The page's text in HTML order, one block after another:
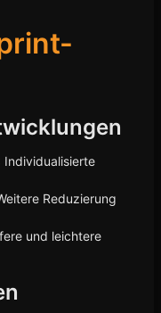
Individualisierte
Reduzierung
und leichtere